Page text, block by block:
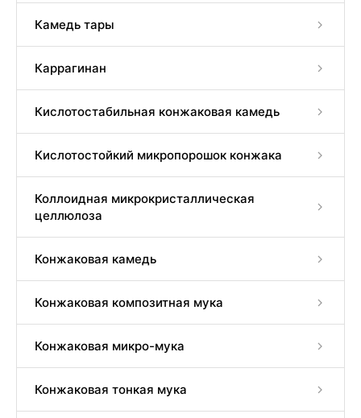
Камедь тары
Каррагинан
Кислотостабильная конжаковая камедь
Кислотостойкий микропорошок конжака
Коллоидная микрокристаллическая
целлюлоза
Конжаковая камедь
Конжаковая композитная мука
Конжаковая микро-мука
Конжаковая тонкая мука